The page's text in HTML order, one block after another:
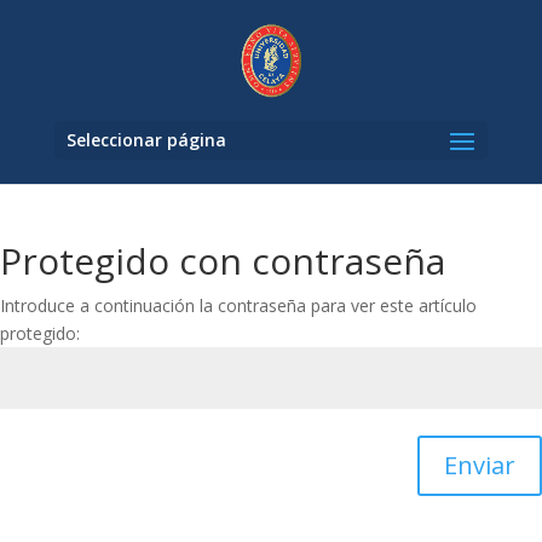
Seleccionar página
Protegido con contraseña
Introduce a continuación la contraseña para ver este artículo
protegido:
Enviar